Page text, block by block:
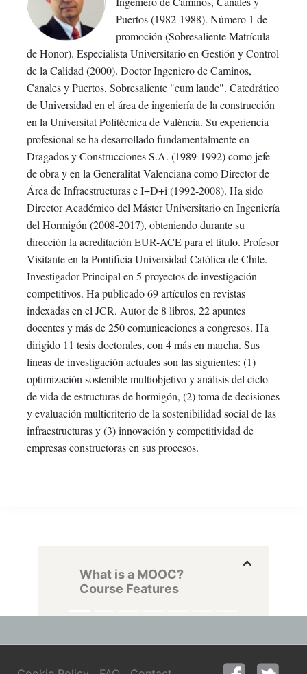
Puertos (1982-1988). Número 1 de
promoción (Sobresaliente Matrícula
de Honor). Especialista Universitario en Gestión y Control
de la Calidad (2000). Doctor Ingeniero de Caminos,
Canales y Puertos, Sobresaliente "cum laude". Catedrático
de Universidad en el área de ingeniería de la construcción
en la Universitat Politècnica de València. Su experiencia
profesional se ha desarrollado fundamentalmente en
Dragados y Construcciones S.A. (1989-1992) como jefe
de obra y en la Generalitat Valenciana como Director de
Área de Infraestructuras e I+D+i (1992-2008). Ha sido
Director Académico del Máster Universitario en Ingeniería
del Hormigón (2008-2017), obteniendo durante su
dirección la acreditación EUR-ACE para el título. Profesor
Visitante en la Pontificia Universidad Católica de Chile.
Investigador Principal en 5 proyectos de investigación
competitivos. Ha publicado 69 artículos en revistas
indexadas en el JCR. Autor de 8 libros, 22 apuntes
docentes y más de 250 comunicaciones a congresos. Ha
dirigido 11 tesis doctorales, con 4 más en marcha. Sus
líneas de investigación actuales son las siguientes: (1)
optimización sostenible multiobjetivo y análisis del ciclo
de vida de estructuras de hormigón, (2) toma de decisiones
y evaluación multicriterio de la sostenibilidad social de las
infraestructuras y (3) innovación y competitividad de
empresas constructoras en sus procesos.
What is a MOOC?
Course Features